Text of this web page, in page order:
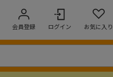
会員登録 ログイン お気に入り